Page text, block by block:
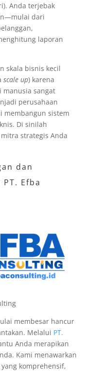
Anda terjebak
dari
laporan
skala bisnis kecil
scale up) karena
manusia sangat
perusahaan
membangun sistem
Di sinilah
strategis Anda
dan
Efba
membesar hancur
Melalui PT.
Anda merapikan
Kami menawarkan
komprehensif,